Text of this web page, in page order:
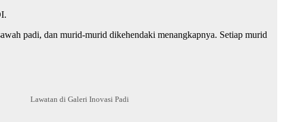
padi, dan murid-murid dikehendaki menangkapnya. Setiap murid
Lawatan di Galeri Inovasi Padi